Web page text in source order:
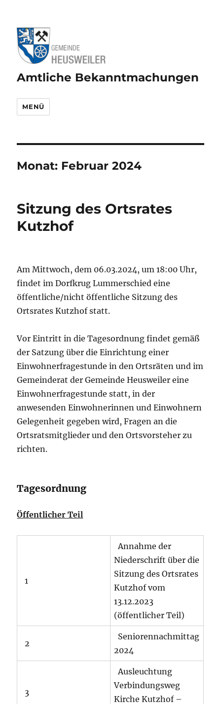
Amtliche Bekanntmachungen
MENÜ
Monat: Februar 2024
Sitzung des Ortsrates
Kutzhof
Am Mittwoch, dem 06.03.2024, um 18:00 Uhr,
findet im Dorfkrug Lummerschied eine
öffentliche/nicht öffentliche Sitzung des
Ortsrates Kutzhof statt.
Vor Eintritt in die Tagesordnung findet gemäß
der Satzung über die Einrichtung einer
Einwohnerfragestunde in den Ortsräten und im
Gemeinderat der Gemeinde Heusweiler eine
Einwohnerfragestunde statt, in der
anwesenden Einwohnerinnen und Einwohnern
Gelegenheit gegeben wird, Fragen an die
Ortsratsmitglieder und den Ortsvorsteher zu
richten.
Tagesordnung
Öffentlicher Teil
1
Annahme der
Niederschrift über die
Sitzung des Ortsrates
Kutzhof vom
13.12.2023
(öffentlicher Teil)
2
Seniorennachmittag
2024
3
Ausleuchtung
Verbindungsweg
Kirche Kutzhof –